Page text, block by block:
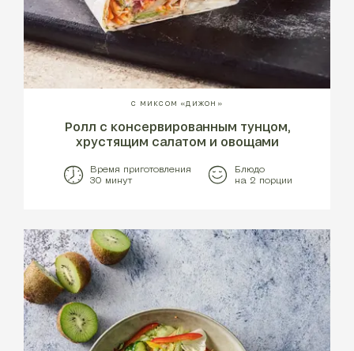
С МИКСОМ «ДИЖОН»
Ролл с консервированным тунцом,
хрустящим салатом и овощами
Время приготовления
30 минут
Блюдо
на 2 порции